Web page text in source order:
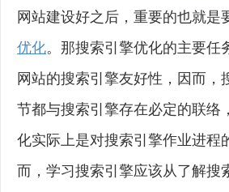
网站建设好之后，重要的也就是
优化。那搜索引擎优化的主要任
网站的搜索引擎友好性，因而，
节都与搜索引擎存在必定的联络
化实际上是对搜索引擎作业进程
而，学习搜索引擎应该从了解搜